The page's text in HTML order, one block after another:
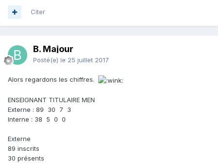
Citer
B. Majour
Posté(e) le 25 juillet 2017
Alors regardons les chiffres.
ENSEIGNANT TITULAIRE MEN
Externe : 89 30 7 3
Interne : 38 5 0 0
Externe
89 inscrits
30 présents